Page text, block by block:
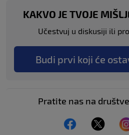
KAKVO JE TVOJE
Učestvuj u diskusiji ili
Budi prvi koji će
Pratite nas na